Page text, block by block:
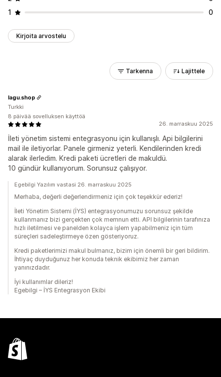
1
0
Kirjoita arvostelu
Tarkenna Lajittele
26. marraskuu 2025
İleti yönetim sistemi entegrasyonu için kullanışlı. Api bilgilerini
mail ile iletiyorlar. Panele girmeniz yeterli. Kendilerinden kredi
alarak ilerledim. Kredi paketi ücretleri de makuldü.
10 gündür kullanıyorum. Sorunsuz çalışıyor.
lagu.shop
Turkki
8 päivää sovelluksen käyttöä
Egebilgi Yazılım vastasi 26. marraskuu 2025
Merhaba, değerli değerlendirmeniz için çok teşekkür ederiz!
İleti Yönetim Sistemi (İYS) entegrasyonumuzu sorunsuz şekilde
kullanmanız bizi gerçekten çok memnun etti. API bilgilerinin tarafınıza
hızlı iletilmesi ve panelden kolayca işlem yapabilmeniz için tüm
süreçleri sadeleştirmeye özen gösteriyoruz.
Kredi paketlerimizi makul bulmanız, bizim için önemli bir geri bildirim.
İhtiyaç duyduğunuz her konuda teknik ekibimiz her zaman
yanınızdadır.
İyi kullanımlar dileriz!
Egebilgi – İYS Entegrasyon Ekibi